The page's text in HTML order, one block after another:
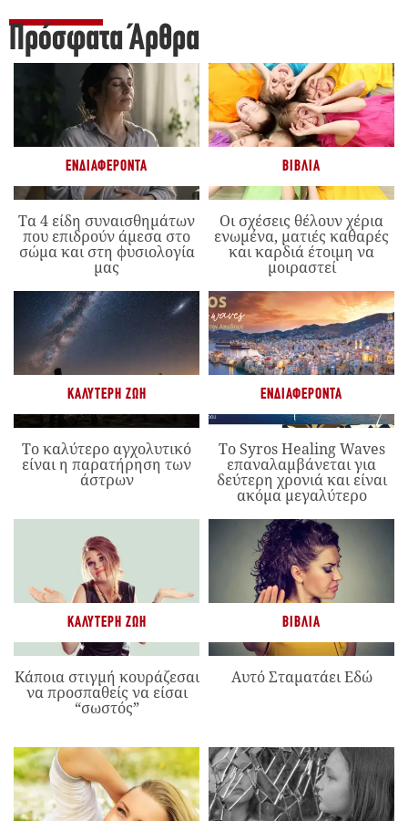
Πρόσφατα Άρθρα
ΕΝΔΙΑΦΈΡΟΝΤΑ
Τα 4 είδη συναισθημάτων
που επιδρούν άμεσα στο
σώμα και στη φυσιολογία
μας
ΒΙΒΛΊΑ
Οι σχέσεις θέλουν χέρια
ενωμένα, ματιές καθαρές
και καρδιά έτοιμη να
μοιραστεί
ΚΑΛΎΤΕΡΗ ΖΩΉ
Το καλύτερο αγχολυτικό
είναι η παρατήρηση των
άστρων
ΕΝΔΙΑΦΈΡΟΝΤΑ
Το Syros Healing Waves
επαναλαμβάνεται για
δεύτερη χρονιά και είναι
ακόμα μεγαλύτερο
ΚΑΛΎΤΕΡΗ ΖΩΉ
Κάποια στιγμή κουράζεσαι
να προσπαθείς να είσαι
“σωστός”
ΒΙΒΛΊΑ
Αυτό Σταματάει Εδώ